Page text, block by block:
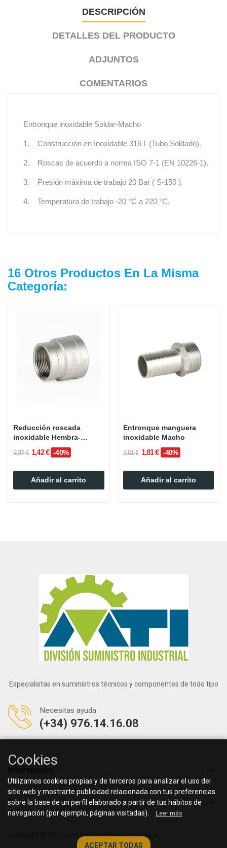
DESCRIPCIÓN
DETALLES DEL PRODUCTO
ADJUNTOS
COMENTARIOS
Entronque inoxidable Soldar-Macho
1. Construcción en Inoxidable 316 L (Tubo Soldado).
2. Roscas de acuerdo a norma ISO 7-1 (EN 10226-1).
3. Presión máxima de trabajo 20 Bar ( S-150 ).
4. Temperatura de trabajo -20 °C a 220 °C.
16 Otros Productos En La Misma
Categoría:
Reducción roscada
inoxidable Hembra-
2,37 € 1,42 € -40%
Añadir al carrito
Entronque manguera
inoxidable Macho
3,01 € 1,81 € -40%
Añadir al carrito
Especialistas en suministros técnicos y componentes de todo tipo
Necesitas ayuda
(+34) 976.14.16.08
Enlaces
Copyright © Mti Todos los derechos registrados
Cookies
Utilizamos cookies propias y de terceros para analizar el uso del
sitio web y mostrarte publicidad relacionada con tus preferencias
sobre la base de un perfil elaborado a partir de tus hábitos de
navegación (por ejemplo, páginas visitadas).
Leer más
ACEPTAR TODAS